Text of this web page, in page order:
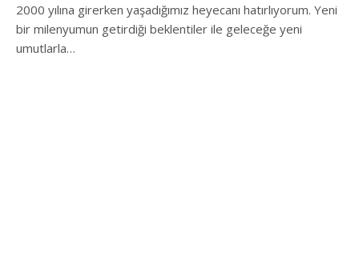
2000 yılına girerken yaşadığımız heyecanı hatırlıyorum. Yeni
bir milenyumun getirdiği beklentiler ile geleceğe yeni
umutlarla…